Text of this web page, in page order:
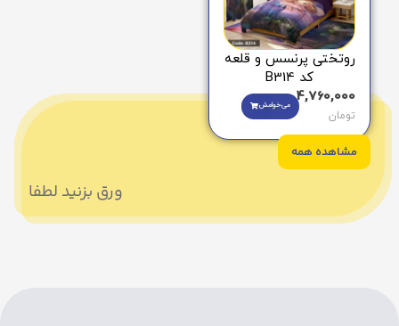
روتختی پرنسس و قلعه
کد B314
4,760,000
تومان
می‌خوامش
مشاهده همه
ورق بزنید لطفا